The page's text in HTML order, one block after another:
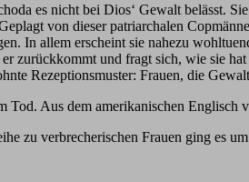
es nicht bei Dios‘ Gewalt belässt.
von dieser patriarchalen
In allem erscheint sie nahezu
zurückkommt und fragt sich, wie sie
Rezeptionsmuster: Frauen, die
Tod. Aus dem amerikanischen Englisch
zu verbrecherischen Frauen ging es um